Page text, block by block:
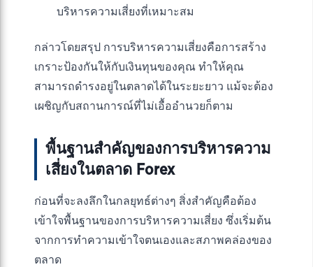
บริหารความเสี่ยงที่เหมาะสม
กล่าวโดยสรุป การบริหารความเสี่ยงคือการสร้าง
เกราะป้องกันให้กับเงินทุนของคุณ ทำให้คุณ
สามารถดำรงอยู่ในตลาดได้ในระยะยาว แม้จะต้อง
เผชิญกับสถานการณ์ที่ไม่เอื้ออำนวยก็ตาม
พื้นฐานสำคัญของการบริหารความ
เสี่ยงในตลาด Forex
ก่อนที่จะลงลึกในกลยุทธ์ต่างๆ สิ่งสำคัญคือต้อง
เข้าใจพื้นฐานของการบริหารความเสี่ยง ซึ่งเริ่มต้น
จากการทำความเข้าใจตนเองและสภาพคล่องของ
ตลาด